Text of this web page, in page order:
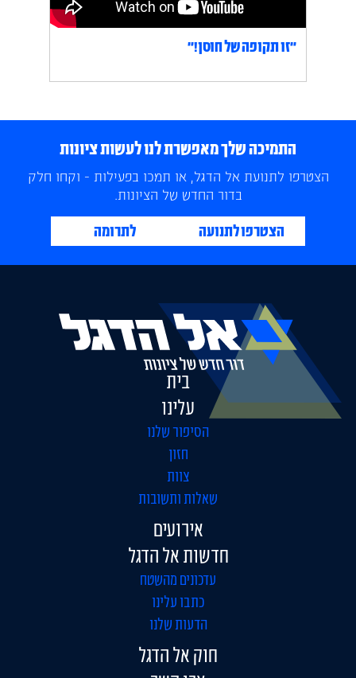
״זו תקופה של חוסן!״
התמיכה שלך מאפשרת לנו לעשות ציונות
הצטרפו לתנועת אל הדגל, או תמכו בפעילות - וקחו חלק
בדור החדש של הציונות.
הצטרפו לתנועה לתרומה
בית
עלינו
הסיפור שלנו
חזון
צוות
שאלות ותשובות
אירועים
חדשות אל הדגל
עדכונים מהשטח
כתבו עלינו
הדעות שלנו
חוק אל הדגל